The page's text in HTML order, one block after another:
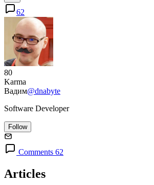
62
80
Karma
Вадим@dnabyte
Software Developer
Follow
Comments 62
Articles